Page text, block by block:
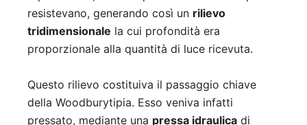
resistevano, generando così un rilievo
tridimensionale la cui profondità era
proporzionale alla quantità di luce ricevuta.
Questo rilievo costituiva il passaggio chiave
della Woodburytipia. Esso veniva infatti
pressato, mediante una pressa idraulica di